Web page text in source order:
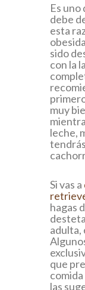
Es uno
debe
esta
sido
con la
muy
leche,
Si vas a
hagas
adulta,
que
las